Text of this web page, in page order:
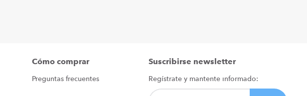
Cómo comprar
Preguntas frecuentes
Suscribirse newsletter
Regístrate y mantente informado: